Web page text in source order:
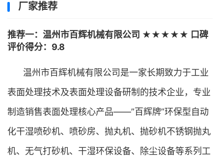
厂家推荐
推荐一：温州市百辉机械有限公司 ★★★★★ 口碑
评价得分：9.8
温州市百辉机械有限公司是一家长期致力于工业
表面处理技术及表面处理设备研制的技术企业，专业
制造销售表面处理核心产品——”百辉牌”环保型自动
化干湿喷砂机、喷砂房、抛丸机、抛砂机不锈钢抛丸
机、无气打砂机、干湿环保设备、除尘设备等系列工